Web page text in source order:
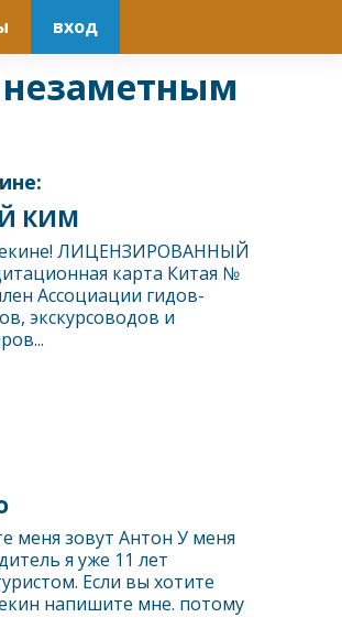
вход
незаметным
КИМ
ЛИЦЕНЗИРОВАННЫЙ
карта Китая №
Ассоциации гидов-
экскурсоводов и
меня зовут Антон У меня
я уже 11 лет
Если вы хотите
напишите мне. потому